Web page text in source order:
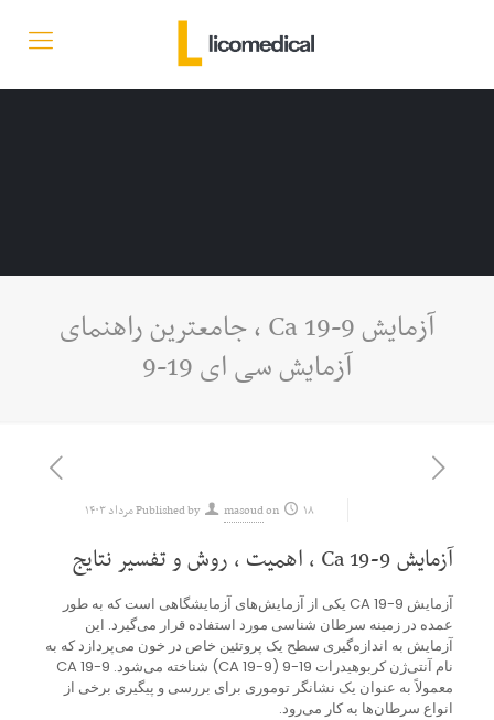
آزمایش Ca 19-9 ، جامعترین راهنمای
آزمایش سی ای 19-9
Published by masoudon ۱۸ مرداد ۱۴۰۳
آزمایش Ca 19-9 ، اهمیت ، روش و تفسیر نتایج
آزمایش CA 19-9 یکی از آزمایش‌های آزمایشگاهی است که به طور
عمده در زمینه سرطان شناسی مورد استفاده قرار می‌گیرد. این
آزمایش به اندازه‌گیری سطح یک پروتئین خاص در خون می‌پردازد که به
نام آنتی‌ژن کربوهیدرات 19-9 (CA 19-9) شناخته می‌شود. CA 19-9
معمولاً به عنوان یک نشانگر توموری برای بررسی و پیگیری برخی از
انواع سرطان‌ها به کار می‌رود.